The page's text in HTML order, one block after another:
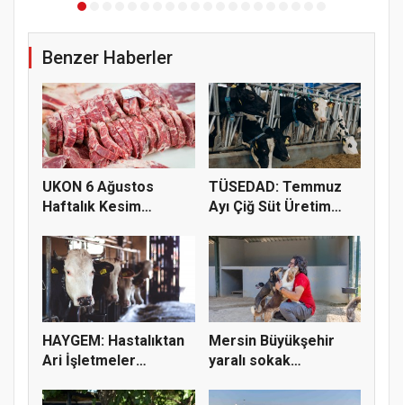
Benzer Haberler
UKON 6 Ağustos
Haftalık Kesim
TÜSEDAD: Temmuz
Ayı Çiğ Süt Üretim
HAYGEM: Hastalıktan
Ari İşletmeler
Mersin Büyükşehir
yaralı sokak